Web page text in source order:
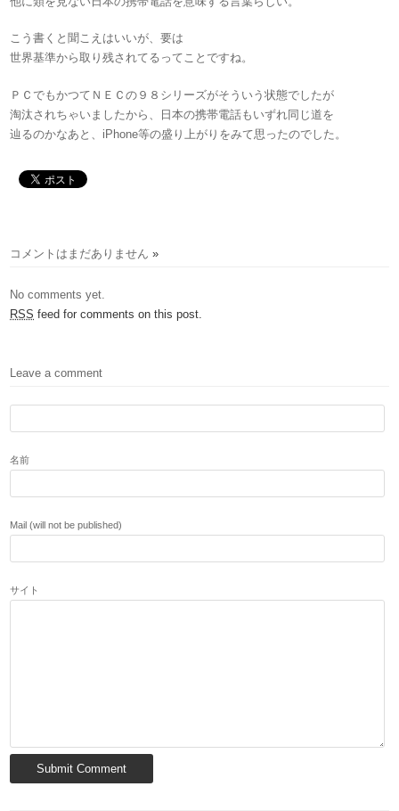
こう書くと聞こえはいいが、要は
世界基準から取り残されてるってことですね。
ＰＣでもかつてＮＥＣの９８シリーズがそういう状態でしたが
淘汰されちゃいましたから、日本の携帯電話もいずれ同じ道を
辿るのかなあと、iPhone等の盛り上がりをみて思ったのでした。
コメントはまだありません»
No comments yet.
RSS feed for comments on this post.
Leave a comment
名前
Mail (will not be published)
サイト